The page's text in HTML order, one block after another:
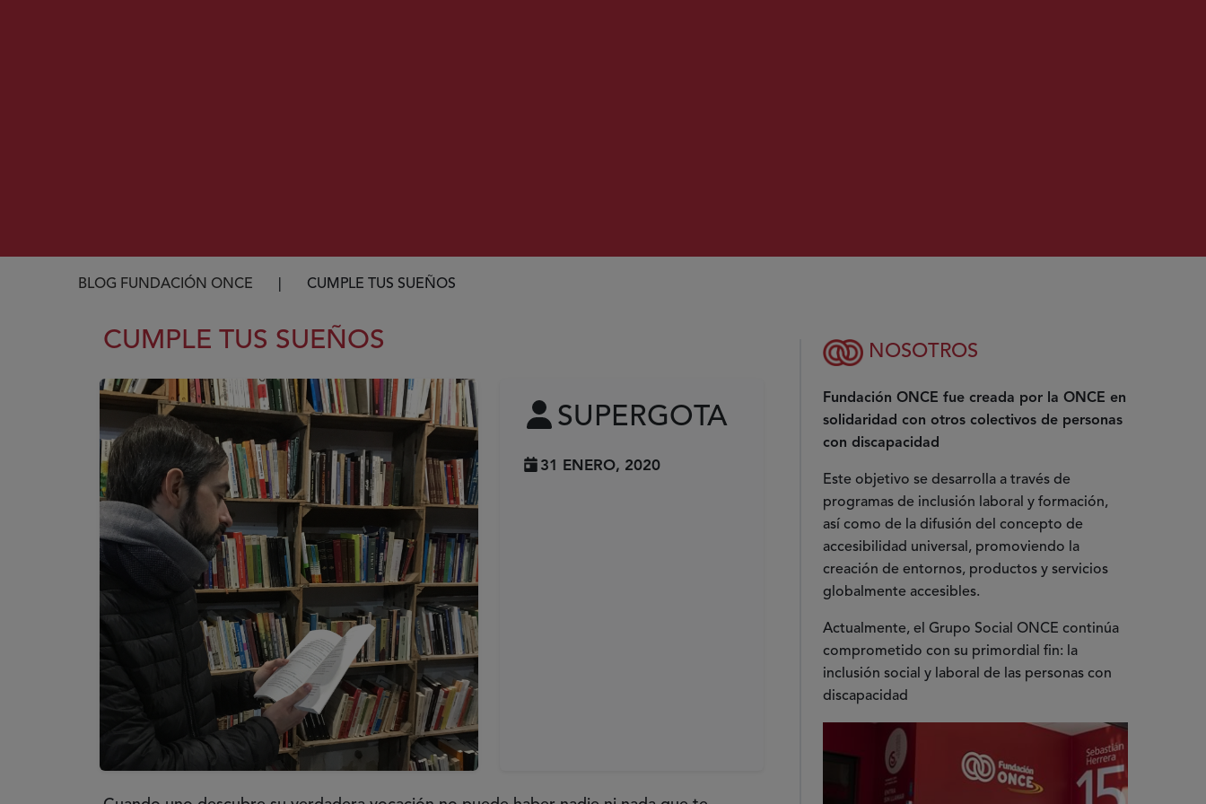
Ruta de navegación
BLOG FUNDACIÓN ONCE CUMPLE TUS SUEÑOS
CUMPLE TUS SUEÑOS
SUPERGOTA
31 ENERO, 2020
NOSOTROS
Fundación ONCE fue creada por la ONCE en
solidaridad con otros colectivos de personas
con discapacidad
Este objetivo se desarrolla a través de
programas de inclusión laboral y formación,
así como de la difusión del concepto de
accesibilidad universal, promoviendo la
creación de entornos, productos y servicios
globalmente accesibles.
Actualmente, el Grupo Social ONCE continúa
comprometido con su primordial fin: la
inclusión social y laboral de las personas con
discapacidad